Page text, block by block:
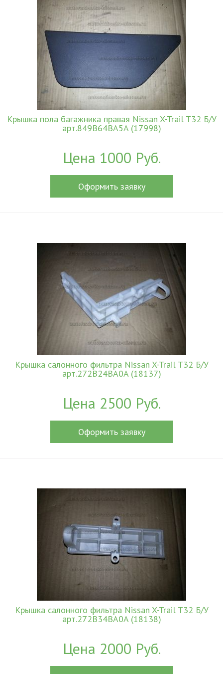
Крышка пола багажника правая Nissan X-Trail T32 Б/У
арт.849B64BA5A (17998)
Цена 1000 Руб.
Оформить заявку
Крышка салонного фильтра Nissan X-Trail T32 Б/У
арт.272B24BA0A (18137)
Цена 2500 Руб.
Оформить заявку
Крышка салонного фильтра Nissan X-Trail T32 Б/У
арт.272B34BA0A (18138)
Цена 2000 Руб.